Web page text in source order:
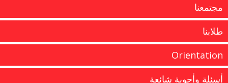
مجتمعنا
طلابنا
Orientation
أسئلة وأجوبة شائعة